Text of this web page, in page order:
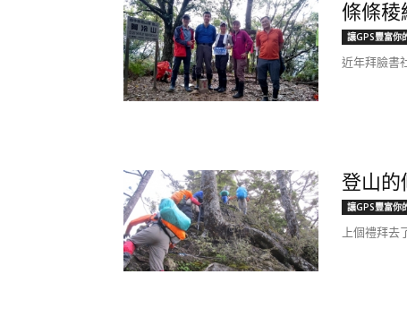
條條稜
讓GPS豐富你
近年拜臉書
登山
讓GPS豐富你
上個禮拜去